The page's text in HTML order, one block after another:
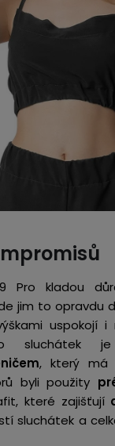
Pro kladou
jim to opravdu
uspokojí i
sluchátek
, který má
byli použity
které zajišťují
sluchátek a